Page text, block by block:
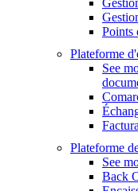
Points
Plateforme
See
Plateforme
See
Back